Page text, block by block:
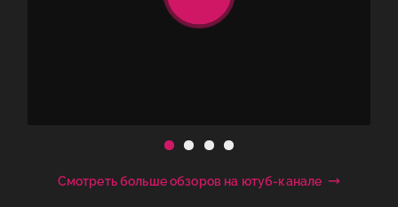
Смотреть больше обзоров на ютуб-канале